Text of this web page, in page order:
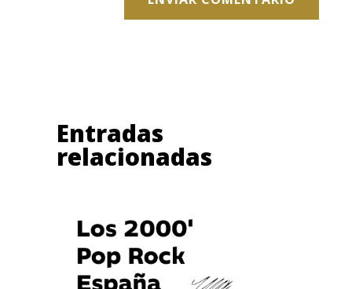
Entradas
relacionadas